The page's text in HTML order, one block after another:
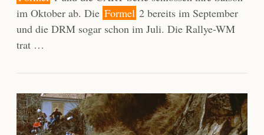
im Oktober ab. Die Formel 2 bereits im September
und die DRM sogar schon im Juli. Die Rallye-WM
trat …